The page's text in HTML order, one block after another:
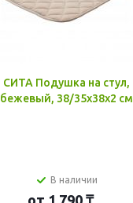
СИТА Подушка на стул,
бежевый, 38/35x38x2 см
В наличии
от 1 790 ₸